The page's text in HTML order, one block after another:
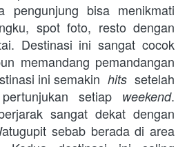
pengunjung bisa menikmati
spot foto, resto dengan
Destinasi ini sangat cocok
memandang pemandangan
ini semakin hits setelah
setiap weekend.
sangat dekat dengan
sebab berada di area